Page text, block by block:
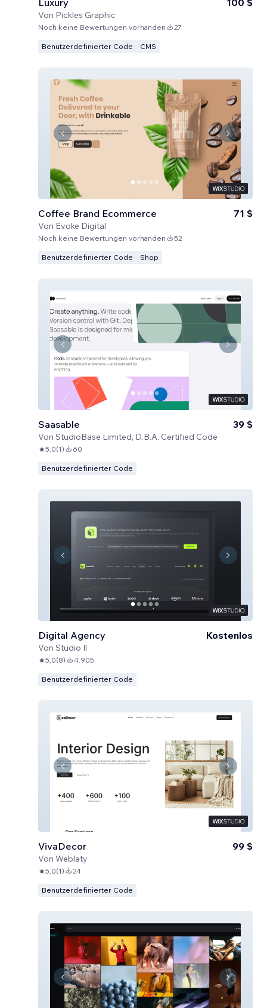
Luxury
Von Pickles Graphic
100 $
Noch keine Bewertungen vorhanden 27
Benutzerdefinierter Code CMS
Coffee Brand Ecommerce
Von Evoke Digital
71 $
Noch keine Bewertungen vorhanden 52
Benutzerdefinierter Code Shop
Saasable
Von StudioBase Limited, D.B.A. Certified Code
39 $
5,0(1) 60
Benutzerdefinierter Code
Digital Agency
Von Studio Il
Kostenlos
5,0(8) 4.905
Benutzerdefinierter Code
VivaDecor
Von Weblaty
99 $
5,0(1) 24
Benutzerdefinierter Code